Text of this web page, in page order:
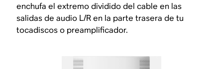
enchufa el extremo dividido del cable en las
salidas de audio L/R en la parte trasera de tu
tocadiscos o preamplificador.